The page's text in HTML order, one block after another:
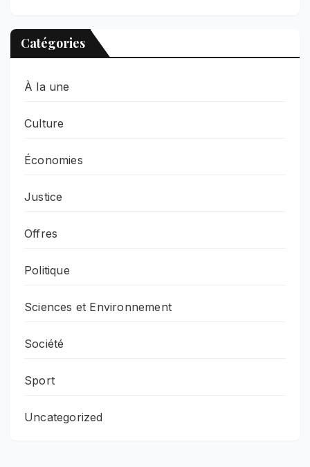
Catégories
À la une
Culture
Économies
Justice
Offres
Politique
Sciences et Environnement
Société
Sport
Uncategorized